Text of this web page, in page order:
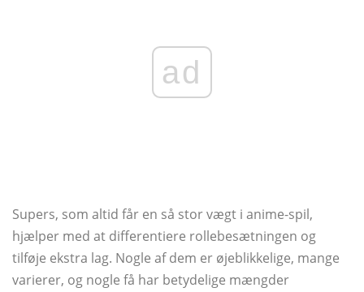
ad
Supers, som altid får en så stor vægt i anime-spil,
hjælper med at differentiere rollebesætningen og
tilføje ekstra lag. Nogle af dem er øjeblikkelige, mange
varierer, og nogle få har betydelige mængder